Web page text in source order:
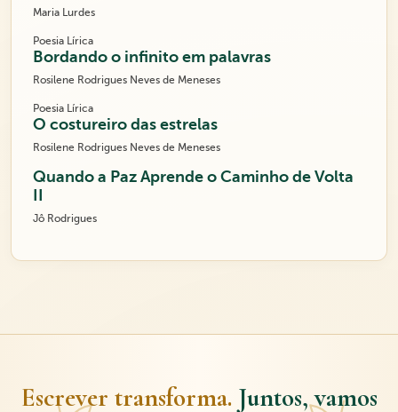
Maria Lurdes
Poesia Lírica
Bordando o infinito em palavras
Rosilene Rodrigues Neves de Meneses
Poesia Lírica
O costureiro das estrelas
Rosilene Rodrigues Neves de Meneses
Quando a Paz Aprende o Caminho de Volta
Jô Rodrigues
Escrever transforma. Juntos, vamos